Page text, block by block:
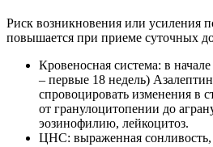
Риск возникновения или усиления
повышается при приеме суточных
Кровеносная система: в
– первые 18 недель)
спровоцировать изменения в
от гранулоцитопении до
эозинофилию, лейкоцитоз.
ЦНС: выраженная